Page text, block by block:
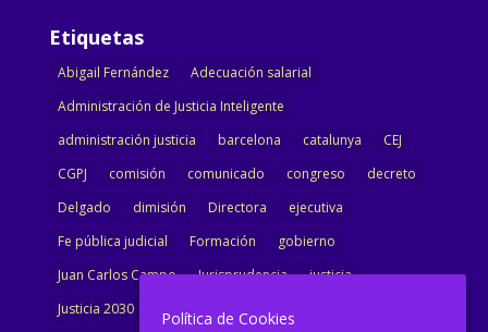
Etiquetas
Abigail Fernández
Adecuación salarial
Administración de Justicia Inteligente
administración justicia
barcelona catalunya
CEJ
CGPJ
comisión comunicado congreso
decreto
Delgado
dimisión Directora
ejecutiva
Fe pública judicial
Formación
gobierno
Juan Carlos Campo
Jurisprudencia
justicia
Justicia 2030
letrados
Marta Urbano
Política de Cookies